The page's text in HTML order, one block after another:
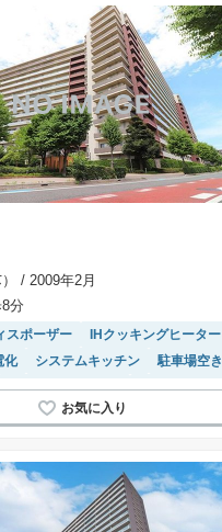
/ 2009年2月
分
スポーザー
IHクッキングヒーター
化 システムキッチン
駐車場空き
駐車場(普通車)あり 宅配ボックス